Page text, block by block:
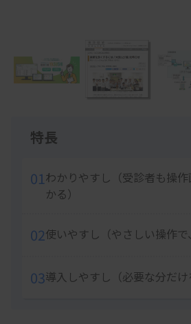
1
5
特長
01わかりやすし（受診者も操
かる）
02使いやすし（やさしい操作で
03導入しやすし（必要な分だけ